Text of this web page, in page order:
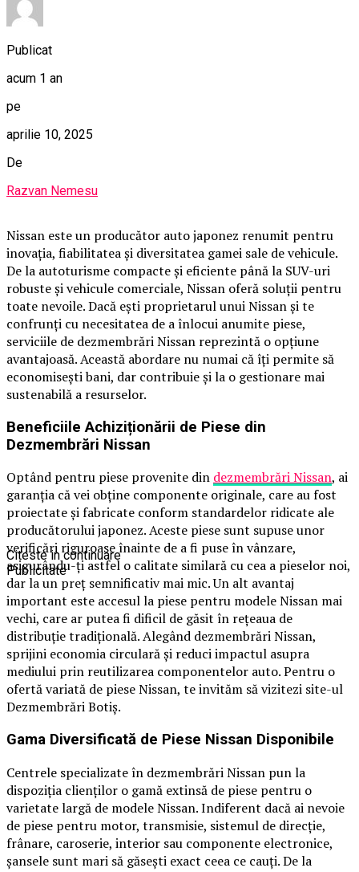
Publicat
acum 1 an
pe
aprilie 10, 2025
De
Razvan Nemesu
Nissan este un producător auto japonez renumit pentru
inovația, fiabilitatea și diversitatea gamei sale de vehicule.
De la autoturisme compacte și eficiente până la SUV-uri
robuste și vehicule comerciale, Nissan oferă soluții pentru
toate nevoile. Dacă ești proprietarul unui Nissan și te
confrunți cu necesitatea de a înlocui anumite piese,
serviciile de dezmembrări Nissan reprezintă o opțiune
avantajoasă. Această abordare nu numai că îți permite să
economisești bani, dar contribuie și la o gestionare mai
sustenabilă a resurselor.
Beneficiile Achiziționării de Piese din
Dezmembrări Nissan
Optând pentru piese provenite din dezmembrări Nissan, ai
garanția că vei obține componente originale, care au fost
proiectate și fabricate conform standardelor ridicate ale
producătorului japonez. Aceste piese sunt supuse unor
verificări riguroase înainte de a fi puse în vânzare,
asigurându-ți astfel o calitate similară cu cea a pieselor noi,
dar la un preț semnificativ mai mic. Un alt avantaj
important este accesul la piese pentru modele Nissan mai
vechi, care ar putea fi dificil de găsit în rețeaua de
distribuție tradițională. Alegând dezmembrări Nissan,
sprijini economia circulară și reduci impactul asupra
mediului prin reutilizarea componentelor auto. Pentru o
ofertă variată de piese Nissan, te invităm să vizitezi site-ul
Dezmembrări Botiș.
Gama Diversificată de Piese Nissan Disponibile
Centrele specializate în dezmembrări Nissan pun la
dispoziția clienților o gamă extinsă de piese pentru o
varietate largă de modele Nissan. Indiferent dacă ai nevoie
de piese pentru motor, transmisie, sistemul de direcție,
frânare, caroserie, interior sau componente electronice,
șansele sunt mari să găsești exact ceea ce cauți. De la
Citeste in continuare
Publicitate